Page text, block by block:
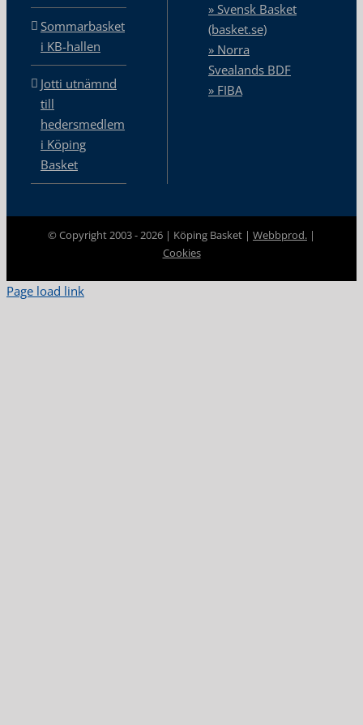
Sommarbasket
i KB-hallen
Jotti utnämnd
till
hedersmedlem
i Köping
Basket
» Svensk Basket
(basket.se)
» Norra
Svealands BDF
» FIBA
© Copyright 2003 -2026 | Köping Basket | Webbprod. |
Cookies
Page load link